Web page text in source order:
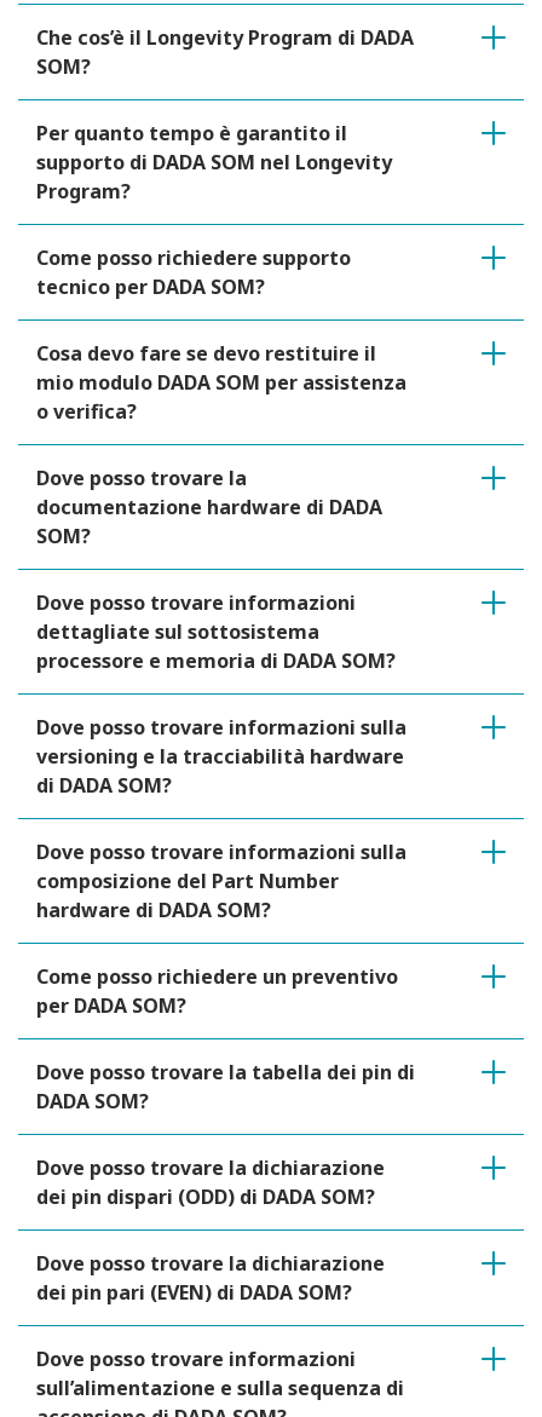
Che cos’è il Longevity Program di DADA
SOM?
Per quanto tempo è garantito il
supporto di DADA SOM nel Longevity
Program?
Come posso richiedere supporto
tecnico per DADA SOM?
Cosa devo fare se devo restituire il
mio modulo DADA SOM per assistenza
o verifica?
Dove posso trovare la
documentazione hardware di DADA
SOM?
Dove posso trovare informazioni
dettagliate sul sottosistema
processore e memoria di DADA SOM?
Dove posso trovare informazioni sulla
versioning e la tracciabilità hardware
di DADA SOM?
Dove posso trovare informazioni sulla
composizione del Part Number
hardware di DADA SOM?
Come posso richiedere un preventivo
per DADA SOM?
Dove posso trovare la tabella dei pin di
DADA SOM?
Dove posso trovare la dichiarazione
dei pin dispari (ODD) di DADA SOM?
Dove posso trovare la dichiarazione
dei pin pari (EVEN) di DADA SOM?
Dove posso trovare informazioni
sull’alimentazione e sulla sequenza di